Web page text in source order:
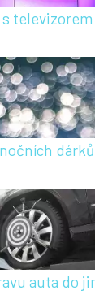
auta do